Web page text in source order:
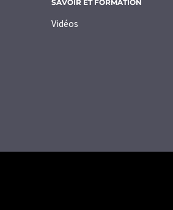
SAVOIR ET FORMATION
Vidéos